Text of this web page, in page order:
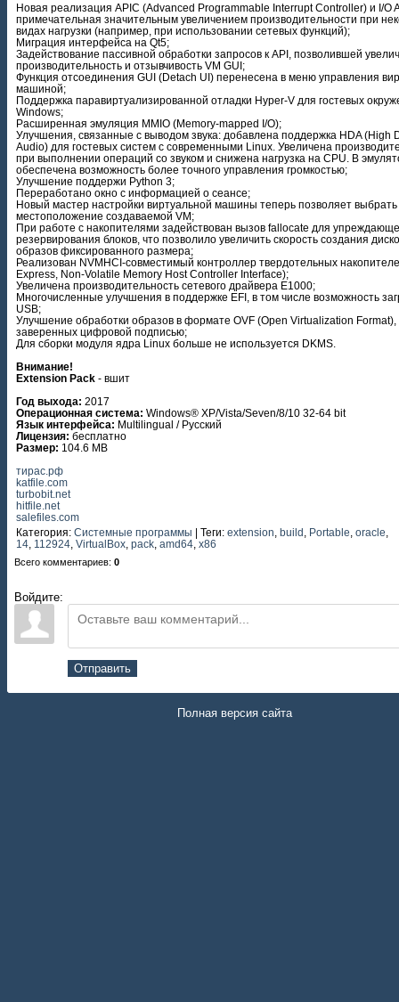
Новая реализация APIC (Advanced Programmable Interrupt Controller) и I/O
примечательная значительным увеличением производительности при
видах нагрузки (например, при использовании сетевых функций);
Миграция интерфейса на Qt5;
Задействование пассивной обработки запросов к API, позволившей
производительность и отзывчивость VM GUI;
Функция отсоединения GUI (Detach UI) перенесена в меню управления
машиной;
Поддержка паравиртуализированной отладки Hyper-V для гостевых
Windows;
Расширенная эмуляция MMIO (Memory-mapped I/O);
Улучшения, связанные с выводом звука: добавлена поддержка HDA (High
Audio) для гостевых систем с современными Linux. Увеличена
при выполнении операций со звуком и снижена нагрузка на CPU. В
обеспечена возможность более точного управления громкостью;
Улучшение поддержи Python 3;
Переработано окно с информацией о сеансе;
Новый мастер настройки виртуальной машины теперь позволяет выбрать
местоположение создаваемой VM;
При работе с накопителями задействован вызов fallocate для
резервирования блоков, что позволило увеличить скорость создания
образов фиксированного размера;
Реализован NVMHCI-совместимый контроллер твердотельных
Express, Non-Volatile Memory Host Controller Interface);
Увеличена производительность сетевого драйвера E1000;
Многочисленные улучшения в поддержке EFI, в том числе возможность
USB;
Улучшение обработки образов в формате OVF (Open Virtualization Format),
заверенных цифровой подписью;
Для сборки модуля ядра Linux больше не используется DKMS.
Внимание!
Extension Pack - вшит
Год выхода: 2017
Операционная система: Windows® XP/Vista/Seven/8/10 32-64 bit
Язык интерфейса: Multilingual / Русский
Лицензия: бесплатно
Размер: 104.6 MB
тирас.рф
katfile.com
turbobit.net
hitfile.net
salefiles.com
Категория: Системные программы | Теги: extension build Portable oracle
14 112924 VirtualBox pack amd64 x86
Всего комментариев: 0
Войдите:
Отправить
Полная версия сайта